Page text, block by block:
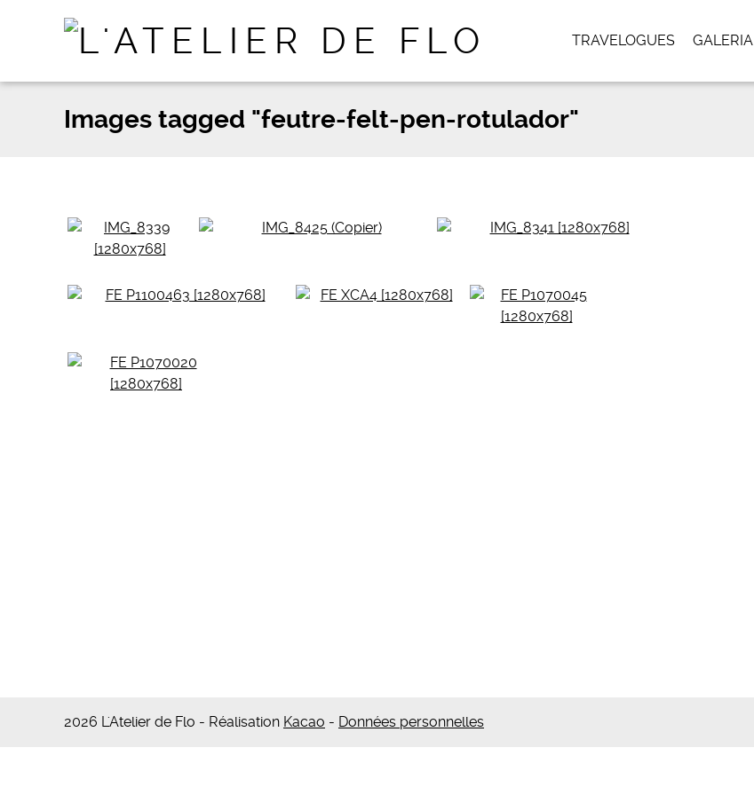
TRAVELOGUES GALERIA
Images tagged "feutre-felt-pen-rotulador"
2026 L'Atelier de Flo - Réalisation Kacao - Données personnelles